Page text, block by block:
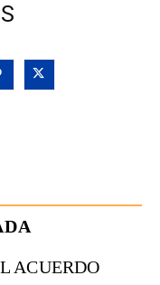
ACUERDO